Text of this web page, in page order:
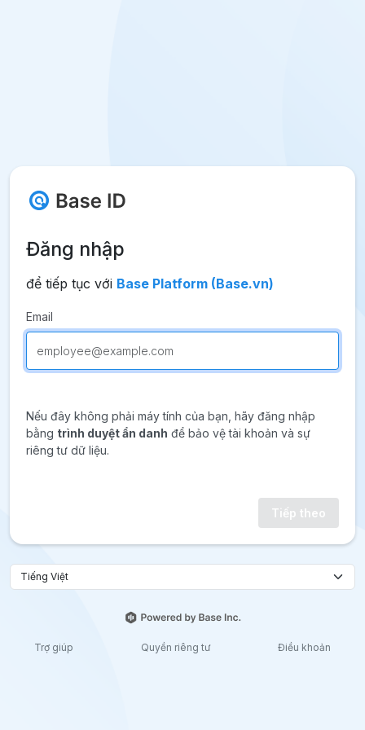
Đăng nhập
để tiếp tục với Base Platform (Base.vn)
Email
Nếu đây không phải máy tính của bạn, hãy đăng nhập
bằng trình duyệt ẩn danh để bảo vệ tài khoản và sự
riêng tư dữ liệu.
Tiếp theo
Trợ giúp Quyền riêng tư Điều khoản